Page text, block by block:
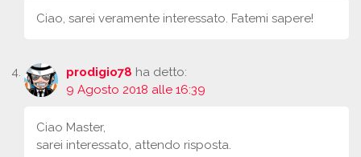
Ciao, sarei veramente interessato. Fatemi sapere!
prodigio78 ha detto:
9 Agosto 2018 alle 16:39
Ciao Master,
sarei interessato, attendo risposta.